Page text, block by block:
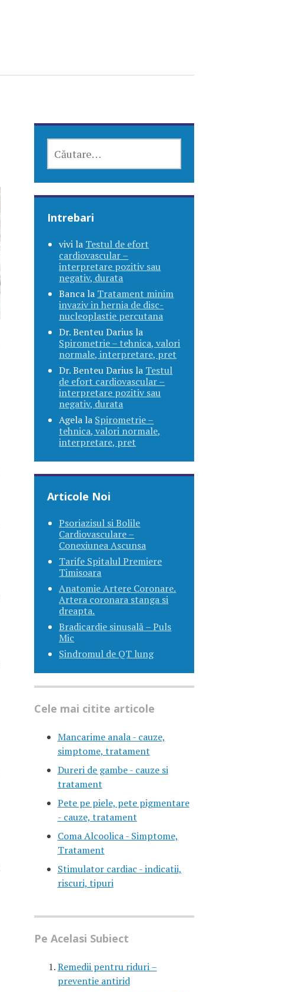
DUPĂ:
Intrebari
vivi la Testul de efort
cardiovascular –
interpretare pozitiv sau
negativ, durata
Banca la Tratament minim
invaziv in hernia de disc-
nucleoplastie percutana
Dr. Benteu Darius la
Spirometrie – tehnica, valori
normale, interpretare, pret
Dr. Benteu Darius la Testul
de efort cardiovascular –
interpretare pozitiv sau
negativ, durata
Agela la Spirometrie –
tehnica, valori normale,
interpretare, pret
Articole Noi
Psoriazisul si Bolile
Cardiovasculare –
Conexiunea Ascunsa
Tarife Spitalul Premiere
Timisoara
Anatomie Artere Coronare.
Artera coronara stanga si
dreapta.
Bradicardie sinusală – Puls
Mic
Sindromul de QT lung
Cele mai citite articole
Mancarime anala - cauze,
simptome, tratament
Dureri de gambe - cauze si
tratament
Pete pe piele, pete pigmentare
- cauze, tratament
Coma Alcoolica - Simptome,
Tratament
Stimulator cardiac - indicatii,
riscuri, tipuri
Pe Acelasi Subiect
Remedii pentru riduri –
preventie antirid